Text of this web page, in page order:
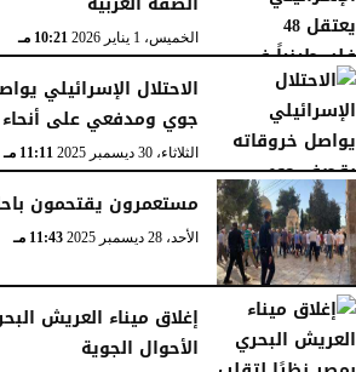
الخميس، 1 يناير 2026 10:21 مـ
الاحتلال الإسرائيلي
جوي ومدفعي على
الثلاثاء، 30 ديسمبر 2025 11:11 مـ
مستعمرون يقتحمون
الأحد، 28 ديسمبر 2025 11:43 مـ
إغلاق ميناء العريش
الأحوال الجوية